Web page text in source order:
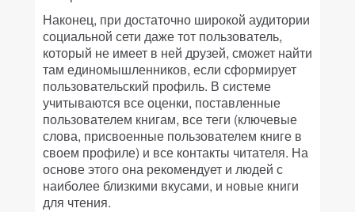
Наконец, при достаточно широкой аудитории
социальной сети даже тот пользователь,
который не имеет в ней друзей, сможет найти
там единомышленников, если сформирует
пользовательский профиль. В системе
учитываются все оценки, поставленные
пользователем книгам, все теги (ключевые
слова, присвоенные пользователем книге в
своем профиле) и все контакты читателя. На
основе этого она рекомендует и людей с
наиболее близкими вкусами, и новые книги
для чтения.